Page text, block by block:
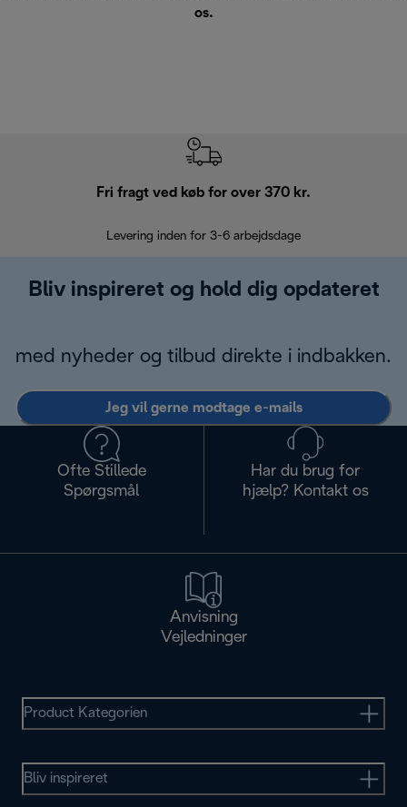
os.
Fri fragt ved køb for over 370 kr.
Levering inden for 3-6 arbejdsdage
Bliv inspireret og hold dig opdateret
med nyheder og tilbud direkte i indbakken.
Jeg vil gerne modtage e-mails
Ofte Stillede
Spørgsmål
Har du brug for
hjælp? Kontakt os
Anvisning
Vejledninger
Product Kategorien
Bliv inspireret